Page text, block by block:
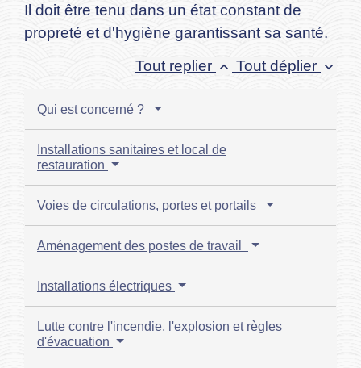
Il doit être tenu dans un état constant de
propreté et d'hygiène garantissant sa santé.
Tout replier keyboard_arrow_up Tout déplier keyboard_arrow_down
Qui est concerné ?
Installations sanitaires et local de
restauration
Voies de circulations, portes et portails
Aménagement des postes de travail
Installations électriques
Lutte contre l'incendie, l'explosion et règles
d'évacuation